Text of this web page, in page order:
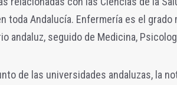
toda Andalucía. Enfermería es el
andaluz, seguido de Medicina,
de las universidades andaluzas, la